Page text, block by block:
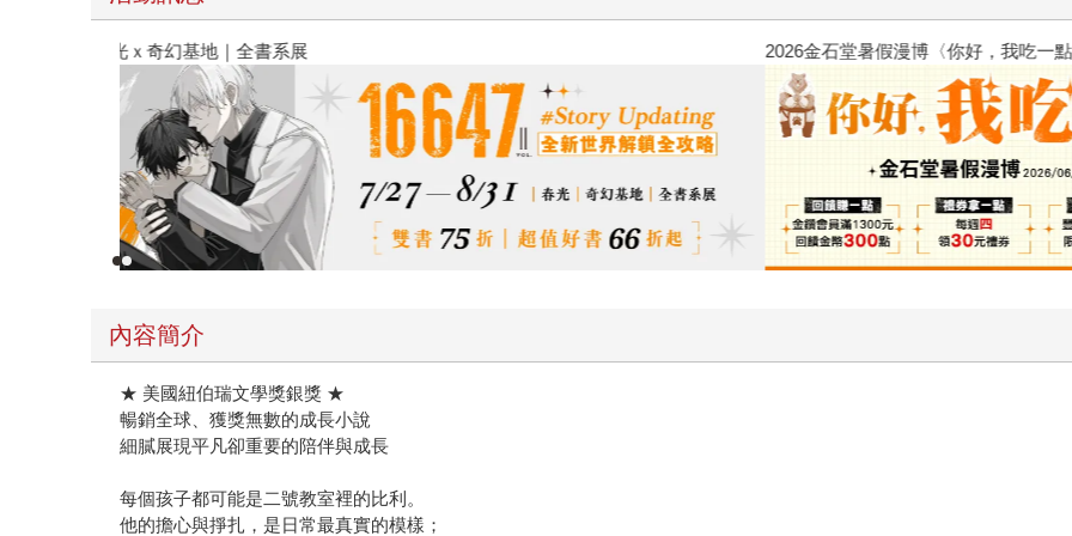
春光ｘ奇幻基地｜全書系展 2026金石堂暑假漫博〈你好，我
內容簡介
★ 美國紐伯瑞文學獎銀獎 ★
暢銷全球、獲獎無數的成長小說
細膩展現平凡卻重要的陪伴與成長
每個孩子都可能是二號教室裡的比利。
他的擔心與掙扎，是日常最真實的模樣；